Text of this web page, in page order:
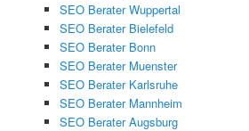
SEO Berater Wuppertal
SEO Berater Bielefeld
SEO Berater Bonn
SEO Berater Muenster
SEO Berater Karlsruhe
SEO Berater Mannheim
SEO Berater Augsburg